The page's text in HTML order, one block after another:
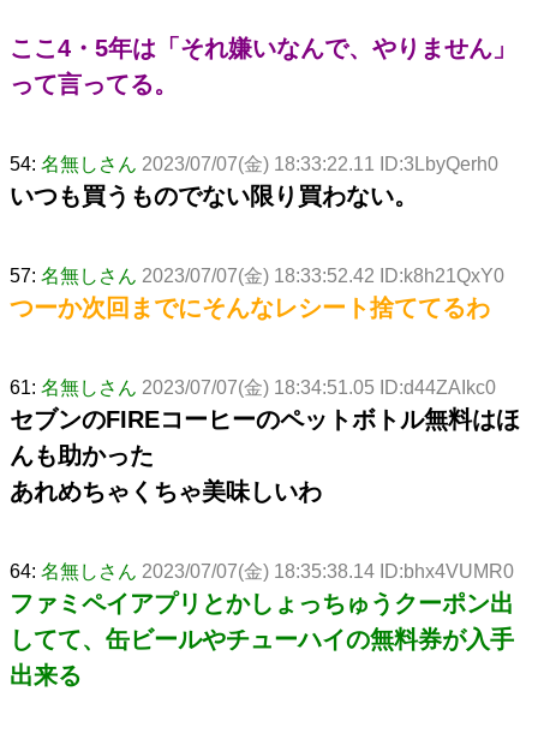
ここ4・5年は「それ嫌いなんで、やりません」
って言ってる。
54: 名無しさん 2023/07/07(金) 18:33:22.11 ID:3LbyQerh0
いつも買うものでない限り買わない。
57: 名無しさん 2023/07/07(金) 18:33:52.42 ID:k8h21QxY0
つーか次回までにそんなレシート捨ててるわ
61: 名無しさん 2023/07/07(金) 18:34:51.05 ID:d44ZAIkc0
セブンのFIREコーヒーのペットボトル無料はほ
んも助かった
あれめちゃくちゃ美味しいわ
64: 名無しさん 2023/07/07(金) 18:35:38.14 ID:bhx4VUMR0
ファミペイアプリとかしょっちゅうクーポン出
してて、缶ビールやチューハイの無料券が入手
出来る